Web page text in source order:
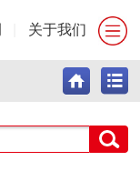
关于我们